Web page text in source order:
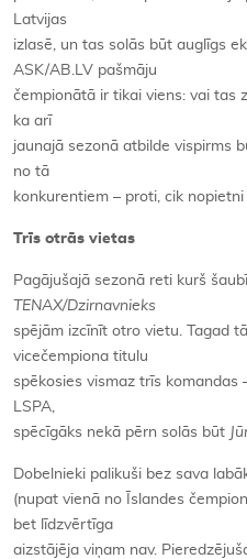
Latvijas
izlasē, un tas solās būt auglīgs
ASK/AB.LV pašmāju
čempionātā ir tikai viens: vai tas
ka arī
jaunajā sezonā atbilde vispirms
no tā
konkurentiem – proti, cik
Trīs otrās vietas
Pagājušajā sezonā reti kurš
TENAX/Dzirnavnieks
spējām izcīnīt otro vietu. Tagad
vicečempiona titulu
spēkosies vismaz trīs komandas
LSPA,
spēcīgāks nekā pērn solās būt
Dobelnieki palikuši bez sava
(nupat vienā no Īslandes
bet līdzvērtīga
aizstājēja viņam nav.